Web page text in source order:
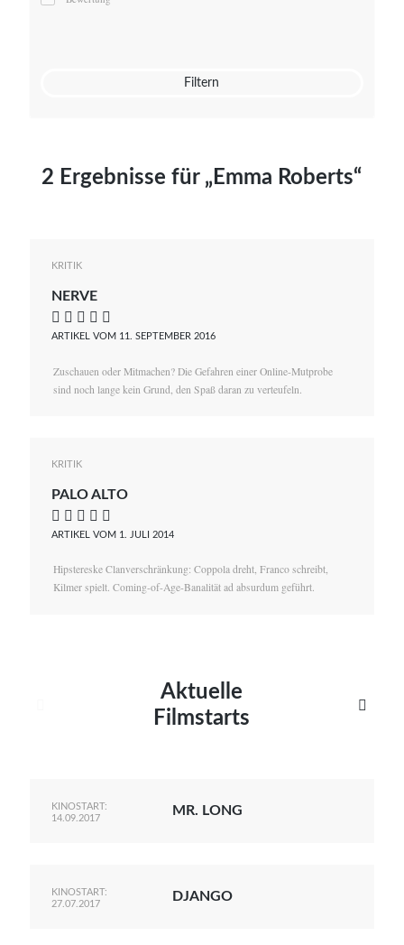
Mato von Vogelstein
Filtern
2 Ergebnisse für „Emma Roberts“
KRITIK
NERVE
    
ARTIKEL VOM 11. SEPTEMBER 2016
Zuschauen oder Mitmachen? Die Gefahren einer Online-Mutprobe
sind noch lange kein Grund, den Spaß daran zu verteufeln.
KRITIK
PALO ALTO
    
ARTIKEL VOM 1. JULI 2014
Hipstereske Clanverschränkung: Coppola dreht, Franco schreibt,
Kilmer spielt. Coming-of-Age-Banalität ad absurdum geführt.
Aktuelle
Filmstarts

KINOSTART:
14.09.2017
MR. LONG
KINOSTART:
27.07.2017
DJANGO